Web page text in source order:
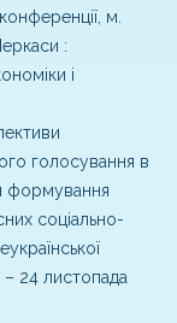
м.
:
і
голосування в
формування
соціально-
– 24 листопада